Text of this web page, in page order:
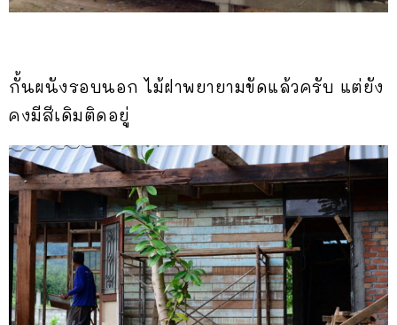
กั้นผนังรอบนอก ไม้ฝาพยายามขัดแล้วครับ แต่ยัง
คงมีสีเดิมติดอยู่